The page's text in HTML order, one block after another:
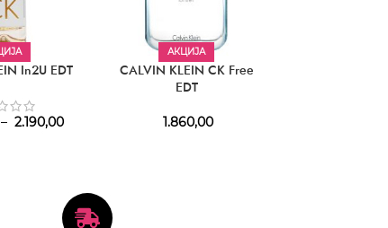
In2U EDT
– 2.190,00
АКЦИЈА
CALVIN KLEIN CK Free
EDT
1.860,00